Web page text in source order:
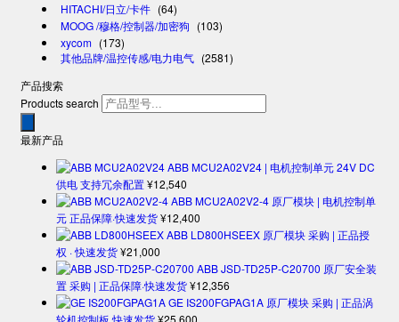
HITACHI/日立/卡件 (64)
MOOG /穆格/控制器/加密狗 (103)
xycom (173)
其他品牌/温控传感/电力电气 (2581)
产品搜索
Products search
最新产品
ABB MCU2A02V24 | 电机控制单元 24V DC
供电 支持冗余配置¥12,540
ABB MCU2A02V2-4 原厂模块 | 电机控制单
元 正品保障·快速发货¥12,400
ABB LD800HSEEX 原厂模块 采购 | 正品授
权 · 快速发货¥21,000
ABB JSD-TD25P-C20700 原厂安全装
置 采购 | 正品保障·快速发货¥12,356
GE IS200FGPAG1A 原厂模块 采购 | 正品涡
轮机控制板 快速发货¥25,600